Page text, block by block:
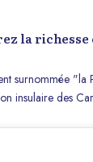
la
surnommée "la
insulaire des
culturelle. Cette
d’influences
indigènes,